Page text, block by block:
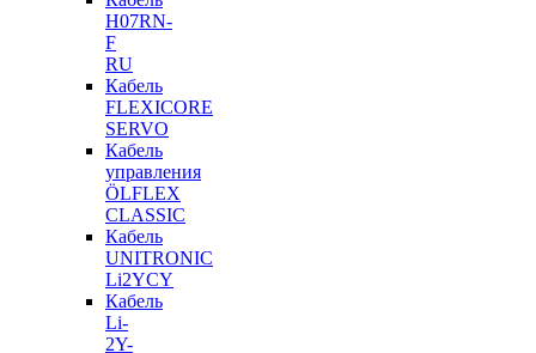
H07RN-
F
RU
Кабель
FLEXICORE
SERVO
Кабель
управления
ÖLFLEX
CLASSIC
Кабель
UNITRONIC
Li2YCY
Кабель
Li-
2Y-